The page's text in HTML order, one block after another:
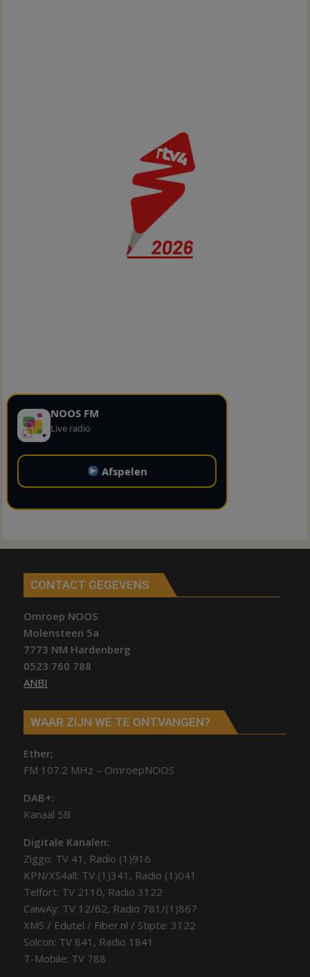
NOOS FM
Live radio
Afspelen
CONTACT GEGEVENS
Omroep NOOS
Molensteen 5a
7773 NM Hardenberg
0523 760 788
ANBI
WAAR ZIJN WE TE ONTVANGEN?
Ether;
FM 107.2 MHz – OmroepNOOS
DAB+:
Kanaal 5B
Digitale Kanalen:
Ziggo: TV 41, Radio (1)916
KPN/XS4all: TV (1)341, Radio (1)041
Telfort: TV 2110, Radio 3122
CaiwAy: TV 12/62, Radio 781/(1)867
XMS / Edutel / Fiber.nl / Stipte: 3122
Solcon: TV 841, Radio 1841
T-Mobile: TV 788